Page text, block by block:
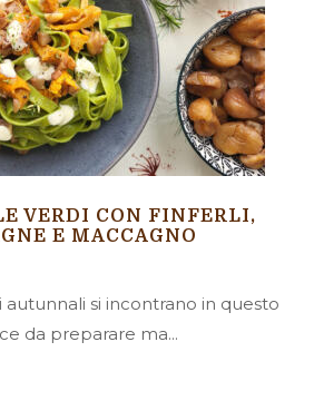
VERDI CON FINFERLI,
E MACCAGNO
autunnali si incontrano in questo
da preparare ma...